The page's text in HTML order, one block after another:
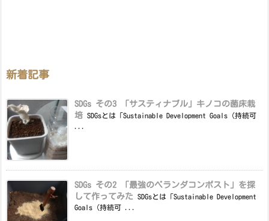
新着記事
SDGs その3 「サスティナブル」キノコの菌床栽
培 SDGsとは「Sustainable Development Goals（持続可
SDGs その2 「最強のベランダコンポスト」を探
して作ってみた
SDGsとは「Sustainable Development
Goals（持続可 ...